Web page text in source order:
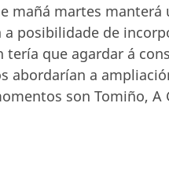
mañá martes manterá
a posibilidade de
tería que agardar á
abordarían a
son Tomiño, A